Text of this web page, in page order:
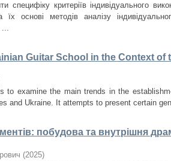
специфіку критеріїв індивідуального
основі методів аналізу
...
Guitar School in the Context of
to examine the main trends in the
and Ukraine. It attempts to present certain
побудова та внутрішня
(2025)